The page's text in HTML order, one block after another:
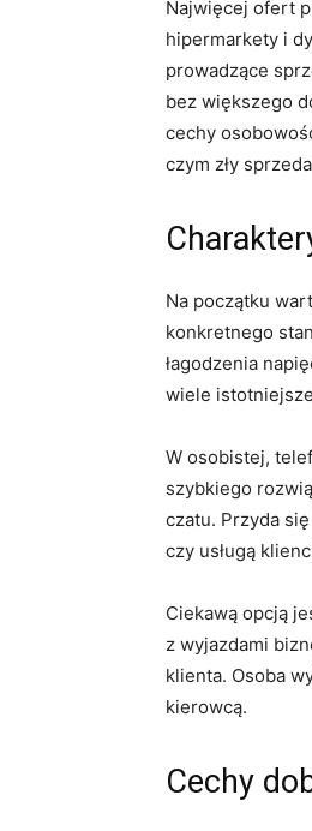
Najwięcej ofert
hipermarkety i
prowadzące
bez większego
cechy
czym zły
Na początku
konkretnego
łagodzenia
wiele
W osobistej,
szybkiego
czatu. Przyda
czy usługą
Ciekawą opcją
z wyjazdami
klienta. Osoba
kierowcą.
Cechy